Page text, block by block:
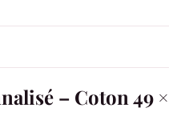
– Coton 49 ×